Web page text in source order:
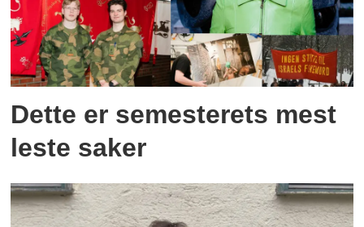
Dette er semesterets mest
leste saker